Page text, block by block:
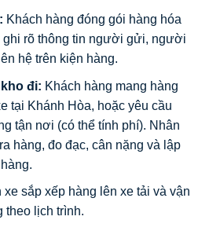
Khách hàng đóng gói hàng hóa
ghi rõ thông tin người gửi, người
hệ trên kiện hàng.
đi: Khách hàng mang hàng
tại Khánh Hòa, hoặc yêu cầu
tận nơi (có thể tính phí). Nhân
hàng, đo đạc, cân nặng và lập
xe sắp xếp hàng lên xe tải và vận
theo lịch trình.